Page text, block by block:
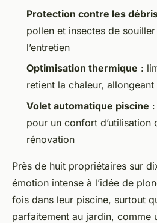
Protection contre les
pollen et insectes de souiller
l’entretien
Optimisation thermique :
retient la chaleur,
Volet automatique piscine
pour un confort d’utilisation
rénovation
Près de huit propriétaires sur
émotion intense à l’idée de
fois dans leur piscine, surtout
parfaitement au jardin, comme